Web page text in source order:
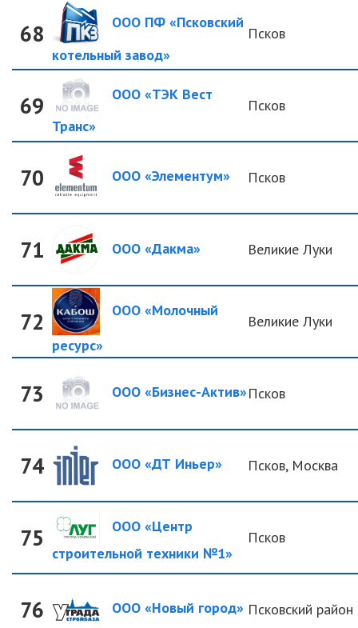
68
ООО ПФ «Псковский
котельный завод»
Псков
69
ООО «ТЭК Вест
Транс»
Псков
70 ООО «Элементум» Псков
71 ООО «Дакма» Великие Луки
72
ООО «Молочный
ресурс»
Великие Луки
73 ООО «Бизнес-Актив»Псков
74 ООО «ДТ Иньер» Псков, Москва
75
ООО «Центр
строительной техники №1»
Псков
76 ООО «Новый город» Псковский район